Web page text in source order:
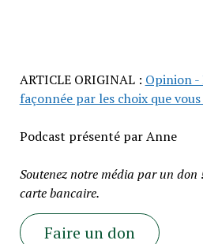
ARTICLE ORIGINAL : Opinion -
façonnée par les choix que
Podcast présenté par Anne
Soutenez notre média par un don
carte bancaire.
Faire un don